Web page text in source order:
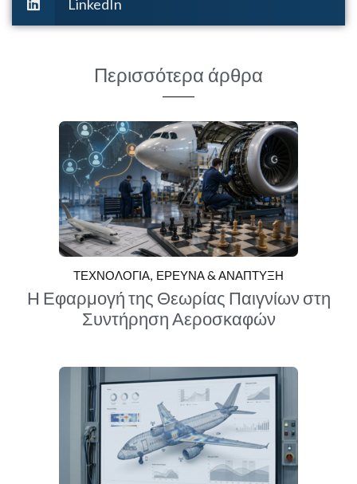
LinkedIn
Περισσότερα άρθρα
ΤΕΧΝΟΛΟΓΙΑ ΕΡΕΥΝΑ & ΑΝΑΠΤΥΞΗ
Η Εφαρμογή της Θεωρίας Παιγνίων στη
Συντήρηση Αεροσκαφών